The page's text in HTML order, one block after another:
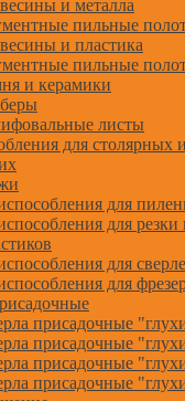
и металла
пильные
и пластика
пильные
и керамики
листы
для столярных
для
для резки
для
для
присадочные
присадочные
присадочные
присадочные